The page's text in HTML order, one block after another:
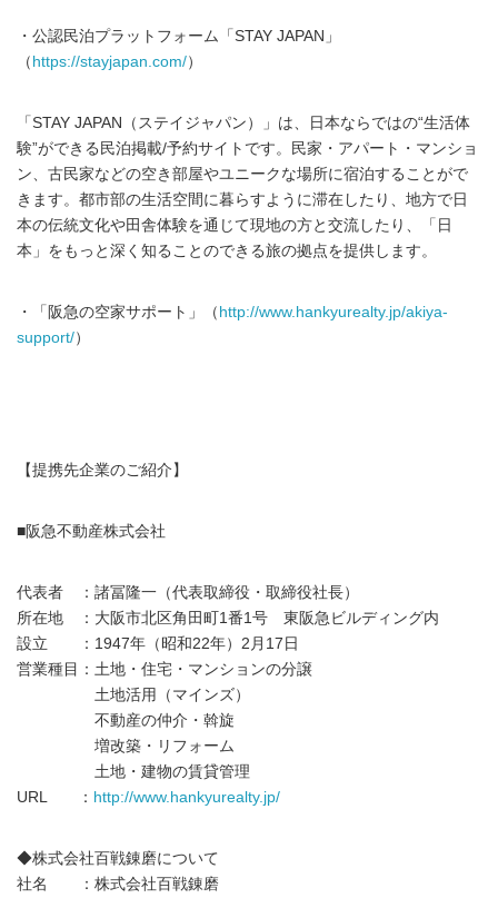
・公認民泊プラットフォーム「STAY JAPAN」
（ https://stayjapan.com/）
「STAY JAPAN（ステイジャパン）」は、日本ならではの“生活体
験”ができる民泊掲載/予約サイトです。民家・アパート・マンショ
ン、古民家などの空き部屋やユニークな場所に宿泊することがで
きます。都市部の生活空間に暮らすように滞在したり、地方で日
本の伝統文化や田舎体験を通じて現地の方と交流したり、「日
本」をもっと深く知ることのできる旅の拠点を提供します。
・「阪急の空家サポート」（ http://www.hankyurealty.jp/akiya-
support/）
【提携先企業のご紹介】
■阪急不動産株式会社
代表者 ：諸冨隆一（代表取締役・取締役社長）
所在地 ：大阪市北区角田町1番1号 東阪急ビルディング内
設立 ：1947年（昭和22年）2月17日
営業種目：土地・住宅・マンションの分譲
土地活用（マインズ）
不動産の仲介・斡旋
増改築・リフォーム
土地・建物の賃貸管理
URL ： http://www.hankyurealty.jp/
◆株式会社百戦錬磨について
社名 ：株式会社百戦錬磨